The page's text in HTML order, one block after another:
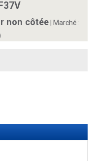
non côtée Marché :